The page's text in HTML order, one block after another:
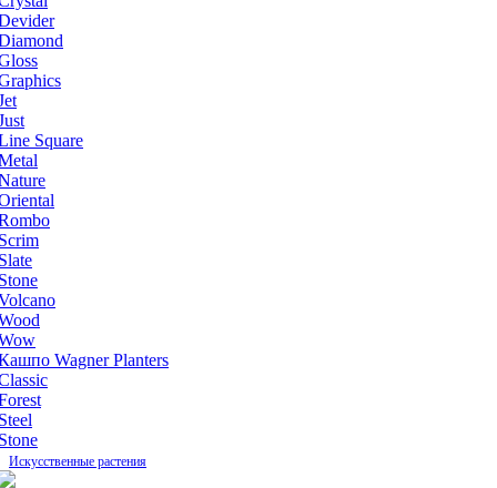
Square
Wagner Planters
Искусственные растения